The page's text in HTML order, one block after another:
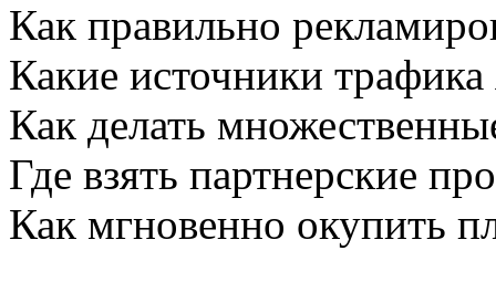
Как правильно
Какие источники
Как делать
Где взять партнерские
Как мгновенно окупить